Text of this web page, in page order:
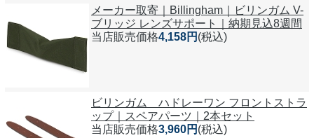
メーカー取寄｜Billingham｜ビリンガム V-
ブリッジ レンズサポート｜納期見込8週間
当店販売価格4,158円 (税込)
ビリンガム ハドレーワン フロントストラ
ップ｜スペアパーツ｜2本セット
当店販売価格3,960円 (税込)